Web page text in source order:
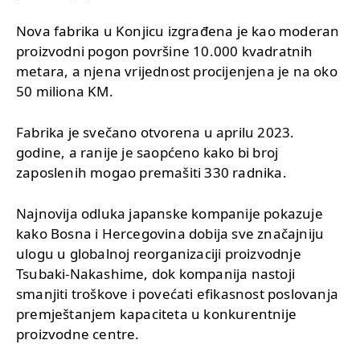
Nova fabrika u Konjicu izgrađena je kao moderan
proizvodni pogon površine 10.000 kvadratnih
metara, a njena vrijednost procijenjena je na oko
50 miliona KM.
Fabrika je svečano otvorena u aprilu 2023.
godine, a ranije je saopćeno kako bi broj
zaposlenih mogao premašiti 330 radnika.
Najnovija odluka japanske kompanije pokazuje
kako Bosna i Hercegovina dobija sve značajniju
ulogu u globalnoj reorganizaciji proizvodnje
Tsubaki-Nakashime, dok kompanija nastoji
smanjiti troškove i povećati efikasnost poslovanja
premještanjem kapaciteta u konkurentnije
proizvodne centre.